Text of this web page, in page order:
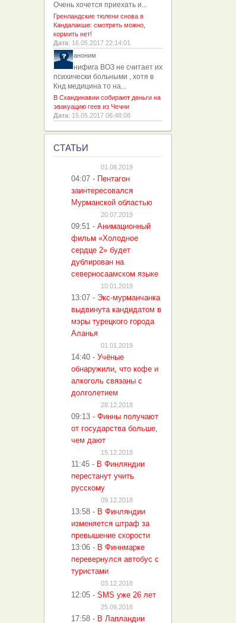
Очень хочется приехать и...
Гренландские тюлени снова в
Кандалакше: смотреть можно,
кормить нет!
Дата: 16.05.2017 22:14:01
аноним
нифига ВОЗ не считает их
психически больными , хотя в
Кнд медицина то на...
В Скандинавии собирают деньги на
эвакуацию геев из Чечни
Дата: 15.05.2017 06:48:08
СТАТЬИ
01.08.2019
04:07 - Пентагон
заинтересовался
Мурманской областью
20.07.2019
09:51 - Анимационный
фильм «Холодное
сердце 2» будет
дублирован на
северносаамском языке
10.01.2019
13:07 - Экс-мурманчанка
выдвинута кандидатом в
мэры турецкого города
Аланья
01.01.2019
14:40 - Учёные
обнаружили, что кофе и
алкоголь связаны с
долголетием
28.12.2018
09:13 - Финны получают
от государства больше,
чем дают
15.12.2018
11:45 - В Финляндии
перестанут учить
русскому
09.12.2018
13:58 - В Финляндии
изменяется штраф за
превышение скорости
13:06 - В Финнмарке
перевернулся автобус с
туристами
03.12.2018
12:05 - SMS уже 26 лет
25.09.2018
17:58 - В Лапландии